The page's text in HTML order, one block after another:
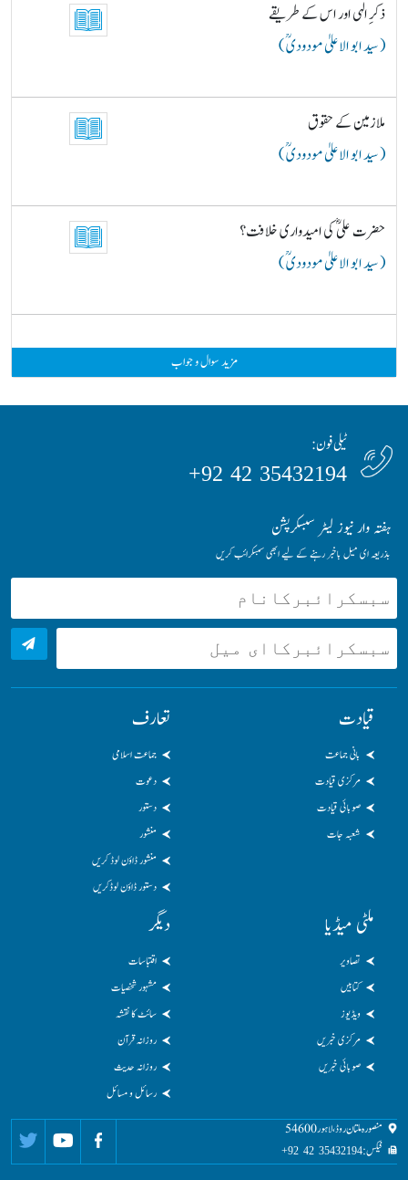
ذکرِ الٰہی اور اس کے طریقے
( سید ابو الاعلیٰ مودودیؒ )
ملازمین کے حقوق
( سید ابو الاعلیٰ مودودیؒ )
حضرت علیؓ کی امیدواری خلافت؟
( سید ابو الاعلیٰ مودودیؒ )
مزید سوال و جواب
ٹیلی فون:
35432194 42 92+
ہفتہ وار نیوز لیٹر سبسکرپشن
بذریعہ ای میل باخبر رہنے کے لیے ابھی سبسکرائب کریں
قیادت
بانی جماعت
مرکزی قیادت
صوبائی قیادت
شعبہ جات
تعارف
جماعت اسلامی
دعوت
دستور
منشور
منشور ڈاؤن لوڈ کریں
دستور ڈاؤن لوڈکریں
ملٹی میڈیا
تصاویر
کتابیں
ویڈیوز
مرکزی خبریں
صوبائی خبریں
دیگر
اقتباسات
مشہور شخصیات
سائٹ کا نقشہ
روزانہ قرآن
روزانہ حدیث
رسائل و مسائل
منصورہ ملتان روڈ، لاہور 54600
فیکس:35432194 42 92+